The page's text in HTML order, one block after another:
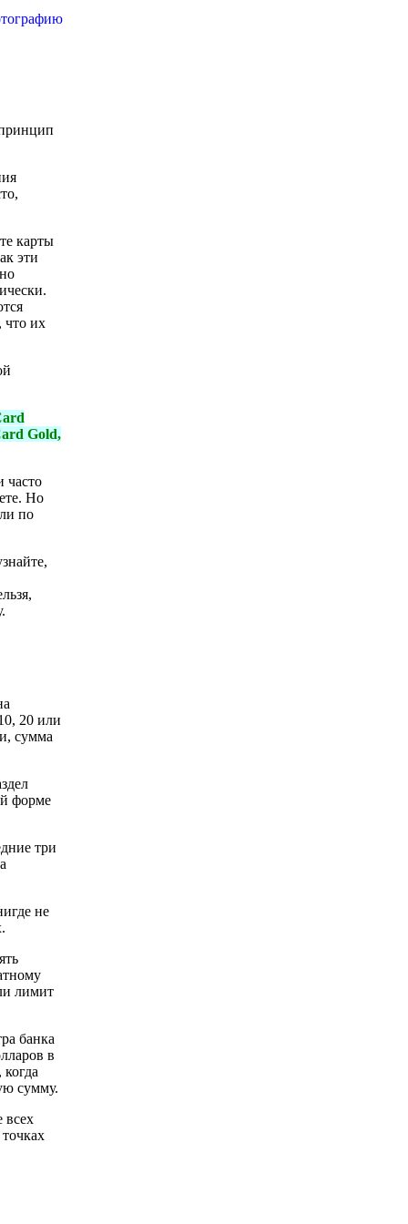
карты
эти
что их
Gold,
часто
Но
по
20 или
сумма
форме
три
не
лимит
банка
в
сумму.
всех